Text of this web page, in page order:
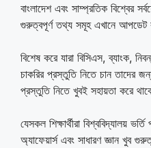
বাংলাদেশ এবং সাম্প্রতিক বিশ্বের
গুরুত্বপূর্ণ তথ্য সমূহ এখানে আপডেট
বিশেষ করে যারা বিসিএস, ব্যাংক,
চাকরির প্রস্তুতি নিতে চান তাদের
প্রস্তুতি নিতে খুবই সহায়তা করে
যেসকল শিক্ষার্থীরা বিশ্ববিদ্যালয়
অ্যাফেয়ার্স এবং সাধারণ জ্ঞান খুব